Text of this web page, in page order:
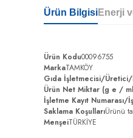
Ürün BilgisiEnerji
Ürün Kodu00096755
MarkaTAMKÖY
Gıda İşletmecisi/Üretici/
Ürün Net Miktar (g e /
İşletme Kayıt Numarası/
Saklama KoşullarıÜrünü
MenşeiTÜRKİYE